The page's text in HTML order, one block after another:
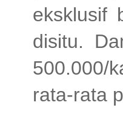
eksklusif
disitu.
500.000/
rata-rata